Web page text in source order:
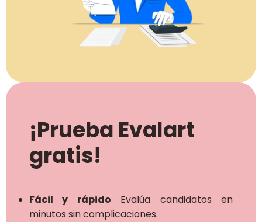
¡Prueba Evalart
gratis!
Fácil y rápido Evalúa candidatos en
minutos sin complicaciones.